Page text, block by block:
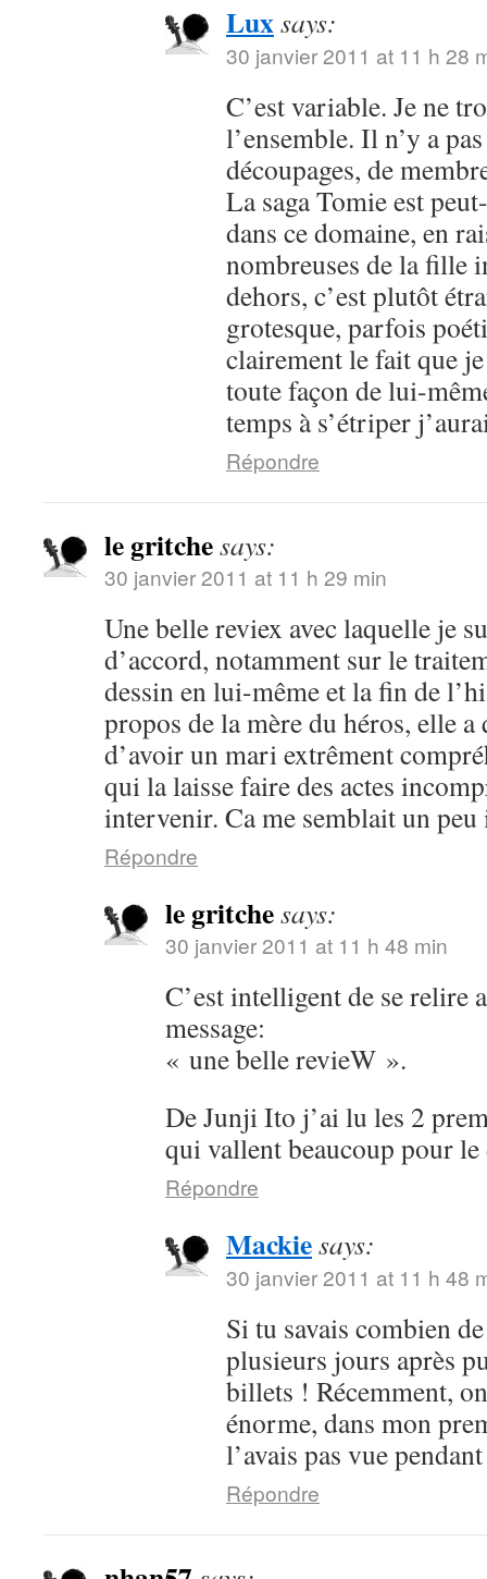
Luxsays:
30 janvier 2011 at 11 h 28
C’est variable. Je ne
l’ensemble. Il n’y a
découpages, de
La saga Tomie est
dans ce domaine, en
nombreuses de la fille
dehors, c’est plutôt
grotesque, parfois
clairement le fait que
toute façon de lui-
temps à s’étriper
Répondre
le gritchesays:
30 janvier 2011 at 11 h 29 min
Une belle reviex avec laquelle je
d’accord, notamment sur le
dessin en lui-même et la fin de
propos de la mère du héros, elle a
d’avoir un mari extrêment
qui la laisse faire des actes
intervenir. Ca me semblait un peu
Répondre
le gritchesays:
30 janvier 2011 at 11 h 48 min
C’est intelligent de se relire
message:
« une belle revieW ».
De Junji Ito j’ai lu les 2
qui vallent beaucoup pour le
Répondre
Mackiesays:
30 janvier 2011 at 11 h 48
Si tu savais combien
plusieurs jours après
billets ! Récemment,
énorme, dans mon
l’avais pas vue
Répondre